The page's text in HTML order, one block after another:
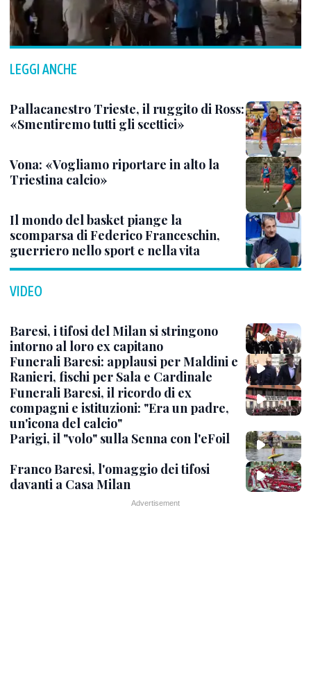
LEGGI ANCHE
Pallacanestro Trieste, il ruggito di Ross:
«Smentiremo tutti gli scettici»
Vona: «Vogliamo riportare in alto la
Triestina calcio»
Il mondo del basket piange la
scomparsa di Federico Franceschin,
guerriero nello sport e nella vita
VIDEO
Baresi, i tifosi del Milan si stringono
intorno al loro ex capitano
Funerali Baresi: applausi per Maldini e
Ranieri, fischi per Sala e Cardinale
Funerali Baresi, il ricordo di ex
compagni e istituzioni: "Era un padre,
un'icona del calcio"
Parigi, il "volo" sulla Senna con l'eFoil
Franco Baresi, l'omaggio dei tifosi
davanti a Casa Milan